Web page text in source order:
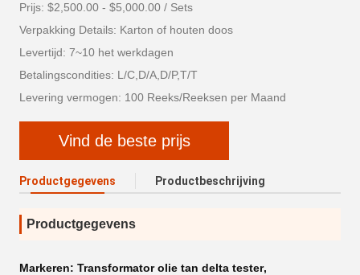
Prijs: $2,500.00 - $5,000.00 / Sets
Verpakking Details: Karton of houten doos
Levertijd: 7~10 het werkdagen
Betalingscondities: L/C,D/A,D/P,T/T
Levering vermogen: 100 Reeks/Reeksen per Maand
Vind de beste prijs
Productgegevens Productbeschrijving
Productgegevens
Markeren: Transformator olie tan delta tester,